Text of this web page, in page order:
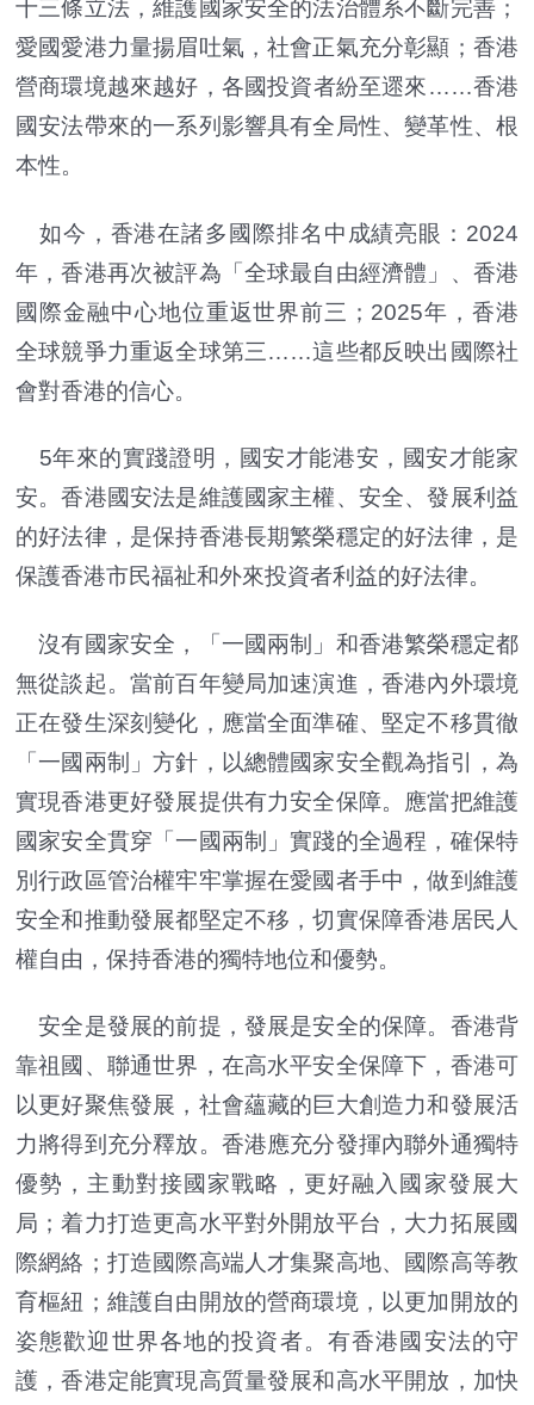
十三條立法，維護國家安全的法治體系不斷完善；
愛國愛港力量揚眉吐氣，社會正氣充分彰顯；香港
營商環境越來越好，各國投資者紛至遝來……香港
國安法帶來的一系列影響具有全局性、變革性、根
本性。
如今，香港在諸多國際排名中成績亮眼：2024
年，香港再次被評為「全球最自由經濟體」、香港
國際金融中心地位重返世界前三；2025年，香港
全球競爭力重返全球第三……這些都反映出國際社
會對香港的信心。
5年來的實踐證明，國安才能港安，國安才能家
安。香港國安法是維護國家主權、安全、發展利益
的好法律，是保持香港長期繁榮穩定的好法律，是
保護香港市民福祉和外來投資者利益的好法律。
沒有國家安全，「一國兩制」和香港繁榮穩定都
無從談起。當前百年變局加速演進，香港內外環境
正在發生深刻變化，應當全面準確、堅定不移貫徹
「一國兩制」方針，以總體國家安全觀為指引，為
實現香港更好發展提供有力安全保障。應當把維護
國家安全貫穿「一國兩制」實踐的全過程，確保特
別行政區管治權牢牢掌握在愛國者手中，做到維護
安全和推動發展都堅定不移，切實保障香港居民人
權自由，保持香港的獨特地位和優勢。
安全是發展的前提，發展是安全的保障。香港背
靠祖國、聯通世界，在高水平安全保障下，香港可
以更好聚焦發展，社會蘊藏的巨大創造力和發展活
力將得到充分釋放。香港應充分發揮內聯外通獨特
優勢，主動對接國家戰略，更好融入國家發展大
局；着力打造更高水平對外開放平台，大力拓展國
際網絡；打造國際高端人才集聚高地、國際高等教
育樞紐；維護自由開放的營商環境，以更加開放的
姿態歡迎世界各地的投資者。有香港國安法的守
護，香港定能實現高質量發展和高水平開放，加快